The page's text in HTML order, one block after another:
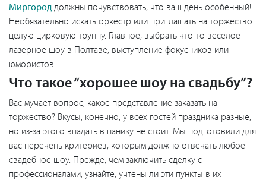
Миргород должны почувствовать, что ваш день особенный!
Необязательно искать оркестр или приглашать на торжество
целую цирковую труппу. Главное, выбрать что-то веселое -
лазерное шоу в Полтаве, выступление фокусников или
юмористов.
Что такое “хорошее шоу на свадьбу”?
Вас мучает вопрос, какое представление заказать на
торжество? Вкусы, конечно, у всех гостей праздника разные,
но из-за этого впадать в панику не стоит. Мы подготовили для
вас перечень критериев, которым должно отвечать любое
свадебное шоу. Прежде, чем заключить сделку с
профессионалами, узнайте, учтены ли эти пункты в их